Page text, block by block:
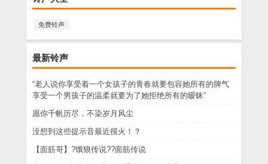
免费铃声
最新铃声
“老人说你享受着一个女孩子的青春就要包容她所有的脾气
享受一个男孩子的温柔就要为了她拒绝所有的暧昧”
愿你千帆历尽，不染岁月风尘
没想到这些提示音最近很火！？
【面筋哥】?饿狼传说??面筋传说